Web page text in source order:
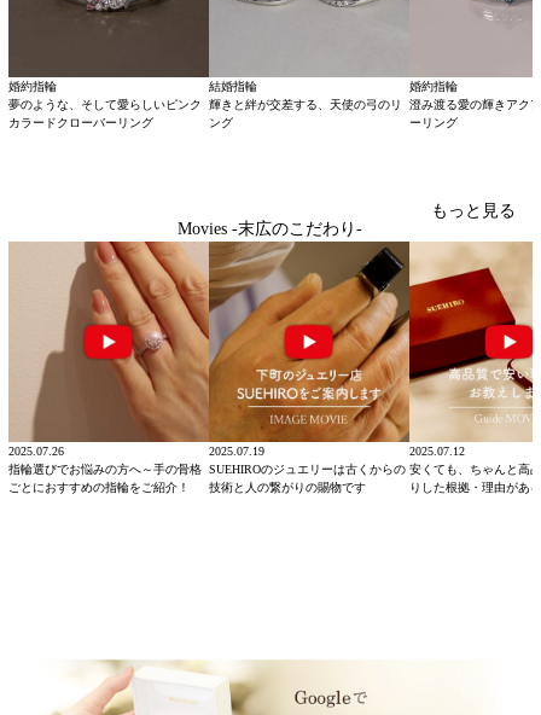
婚約指輪
夢のような、そして愛らしいピンク
カラードクローバーリング
結婚指輪
輝きと絆が交差する、天使の弓のリ
ング
婚約指輪
澄み渡る愛の輝きアク
ーリング
Movies -末広のこだわり-
もっと見る
2025.07.26
指輪選びでお悩みの方へ～手の骨格
ごとにおすすめの指輪をご紹介！
2025.07.19
SUEHIROのジュエリーは古くからの
技術と人の繋がりの賜物です
2025.07.12
安くても、ちゃんと高
りした根拠・理由があ